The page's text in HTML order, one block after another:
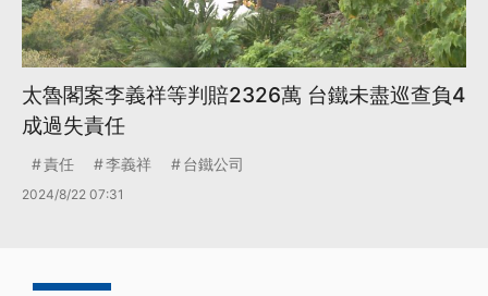
太魯閣案李義祥等判賠2326萬 台鐵未盡巡查負4
成過失責任
責任 李義祥 台鐵公司
2024/8/22 07:31